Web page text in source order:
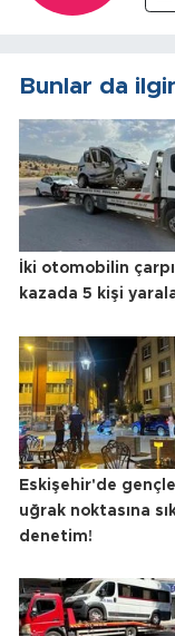
Bunlar da
İki otomobilin
kazada 5 kişi
Eskişehir'de
uğrak noktasına
denetim!